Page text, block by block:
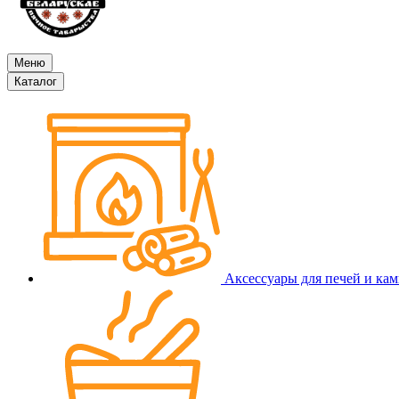
Меню
Каталог
Аксессуары для печей и